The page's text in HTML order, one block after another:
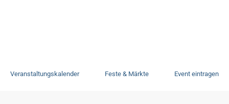
Veranstaltungskalender Feste & Märkte Event eintragen